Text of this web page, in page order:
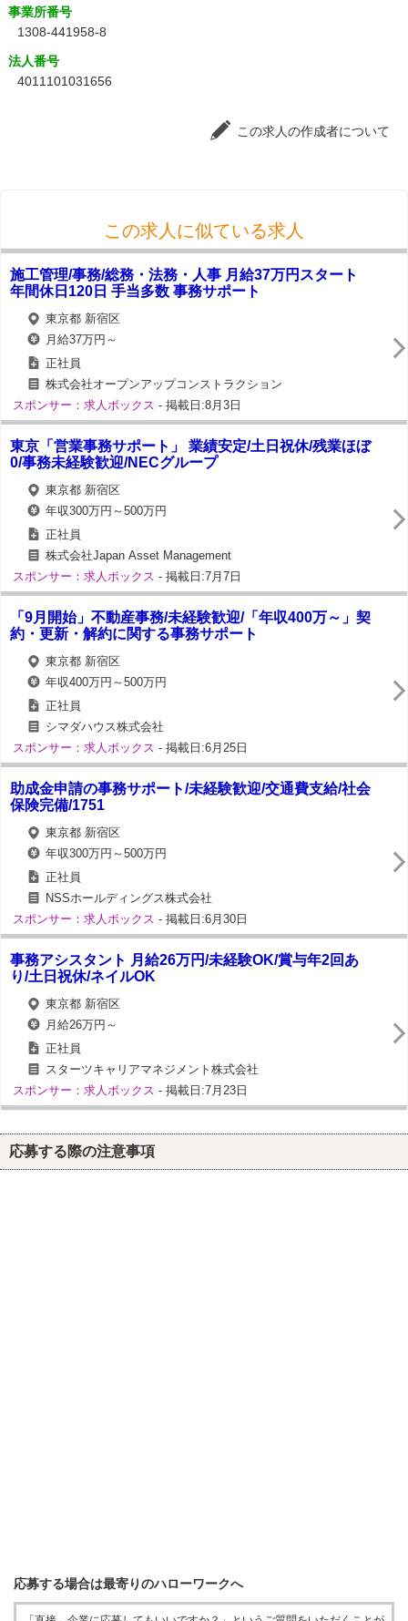
事業所番号
1308-441958-8
法人番号
4011101031656
この求人の作成者について
この求人に似ている求人
施工管理/事務/総務・法務・人事 月給37万円スタート
年間休日120日 手当多数 事務サポート
東京都 新宿区
月給37万円～
正社員
株式会社オープンアップコンストラクション
スポンサー：求人ボックス - 掲載日:8月3日
東京「営業事務サポート」 業績安定/土日祝休/残業ほぼ
0/事務未経験歓迎/NECグループ
東京都 新宿区
年収300万円～500万円
正社員
株式会社Japan Asset Management
スポンサー：求人ボックス - 掲載日:7月7日
「9月開始」不動産事務/未経験歓迎/「年収400万～」契
約・更新・解約に関する事務サポート
東京都 新宿区
年収400万円～500万円
正社員
シマダハウス株式会社
スポンサー：求人ボックス - 掲載日:6月25日
助成金申請の事務サポート/未経験歓迎/交通費支給/社会
保険完備/1751
東京都 新宿区
年収300万円～500万円
正社員
NSSホールディングス株式会社
スポンサー：求人ボックス - 掲載日:6月30日
事務アシスタント 月給26万円/未経験OK/賞与年2回あ
り/土日祝休/ネイルOK
東京都 新宿区
月給26万円～
正社員
スターツキャリアマネジメント株式会社
スポンサー：求人ボックス - 掲載日:7月23日
応募する際の注意事項
応募する場合は最寄りのハローワークへ